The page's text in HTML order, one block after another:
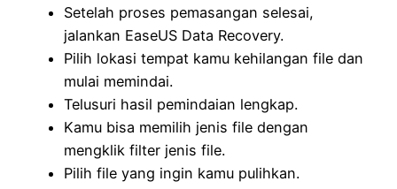
Setelah proses pemasangan selesai,
jalankan EaseUS Data Recovery.
Pilih lokasi tempat kamu kehilangan file dan
mulai memindai.
Telusuri hasil pemindaian lengkap.
Kamu bisa memilih jenis file dengan
mengklik filter jenis file.
Pilih file yang ingin kamu pulihkan.